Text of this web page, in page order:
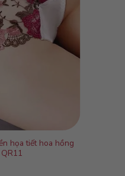
họa tiết hoa hồng